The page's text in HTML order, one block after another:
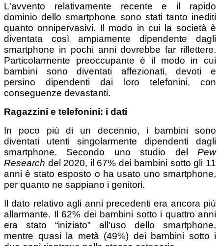
L'avvento relativamente recente e il rapido
dominio dello smartphone sono stati tanto inediti
quanto onnipervasivi. Il modo in cui la società è
diventata così ampiamente dipendente dagli
smartphone in pochi anni dovrebbe far riflettere.
Particolarmente preoccupante è il modo in cui
bambini sono diventati affezionati, devoti e
persino dipendenti dai loro telefonini, con
conseguenze devastanti.
Ragazzini e telefonini: i dati
In poco più di un decennio, i bambini sono
diventati utenti singolarmente dipendenti dagli
smartphone. Secondo uno studio del Pew
Research del 2020, il 67% dei bambini sotto gli 11
anni è stato esposto o ha usato uno smartphone,
per quanto ne sappiano i genitori.
Il dato relativo agli anni precedenti era ancora più
allarmante. Il 62% dei bambini sotto i quattro anni
era stato “iniziato” all'uso dello smartphone,
mentre quasi la metà (49%) dei bambini sotto i